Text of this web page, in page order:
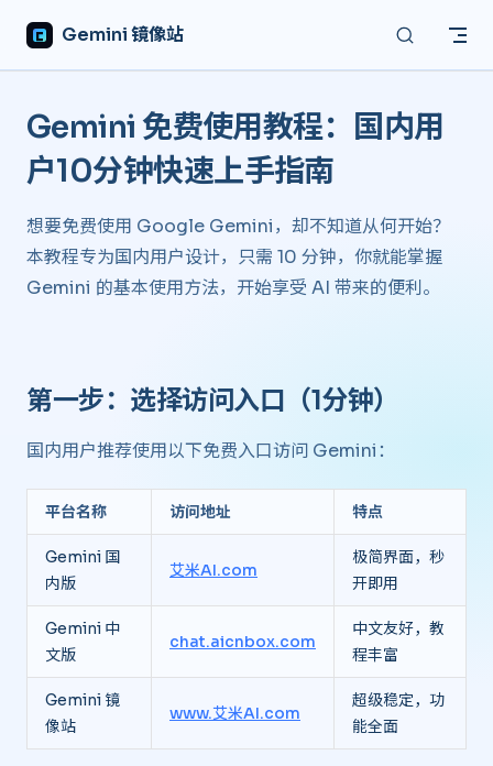
Skip to content
Gemini 镜像站
Gemini 免费使用教程：国内用
户10分钟快速上手指南 ​
想要免费使用 Google Gemini，却不知道从何开始？
本教程专为国内用户设计，只需 10 分钟，你就能掌握
Gemini 的基本使用方法，开始享受 AI 带来的便利。
第一步：选择访问入口（1分钟） ​
国内用户推荐使用以下免费入口访问 Gemini：
平台名称 访问地址 特点
Gemini 国
内版
艾米AI.com
极简界面，秒
开即用
Gemini 中
文版
chat.aicnbox.com
中文友好，教
程丰富
Gemini 镜
像站
www.艾米AI.com
超级稳定，功
能全面